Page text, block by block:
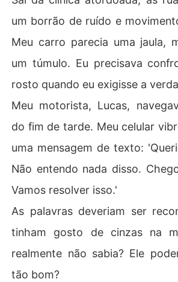
um borrão de ruído e
Meu carro parecia uma jaula,
um túmulo. Eu precisava
rosto quando eu exigisse a
Meu motorista, Lucas,
do fim de tarde. Meu celular
uma mensagem de texto:
Não entendo nada disso.
Vamos resolver isso.'
As palavras deveriam ser
tinham gosto de cinzas na
realmente não sabia? Ele
tão bom?